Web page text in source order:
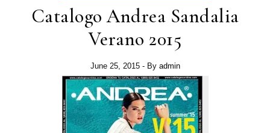
Catalogo Andrea Sandalia
Verano 2015
June 25, 2015 - By admin